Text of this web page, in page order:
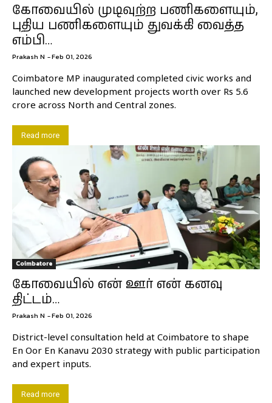
கோவையில் முடிவுற்ற பணிகளையும்,
புதிய பணிகளையும் துவக்கி வைத்த
எம்பி…
Prakash N -Feb 01, 2026
Coimbatore MP inaugurated completed civic works and
launched new development projects worth over Rs 5.6
crore across North and Central zones.
Read more
Coimbatore
கோவையில் என் ஊர் என் கனவு
திட்டம்…
Prakash N -Feb 01, 2026
District-level consultation held at Coimbatore to shape
En Oor En Kanavu 2030 strategy with public participation
and expert inputs.
Read more